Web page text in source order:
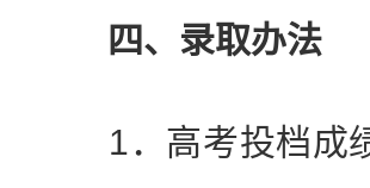
四、录取办法
1．高考投档成绩